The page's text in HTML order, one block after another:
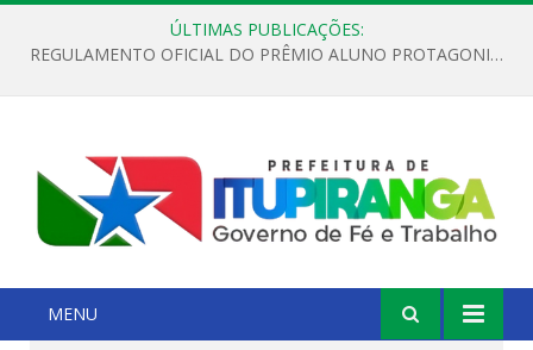
ÚLTIMAS PUBLICAÇÕES:
REGULAMENTO OFICIAL DO PRÊMIO ALUNO PROTAGONISTA – EDIÇÃO 2026
MENU